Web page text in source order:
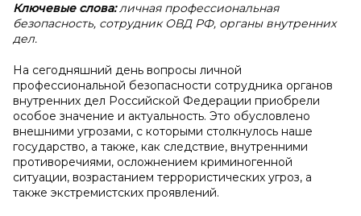
Ключевые слова:личная профессиональная
безопасность, сотрудник ОВД РФ, органы внутренних
дел.
На сегодняшний день вопросы личной
профессиональной безопасности сотрудника органов
внутренних дел Российской Федерации приобрели
особое значение и актуальность. Это обусловлено
внешними угрозами, с которыми столкнулось наше
государство, а также, как следствие, внутренними
противоречиями, осложнением криминогенной
ситуации, возрастанием террористических угроз, а
также экстремистских проявлений.